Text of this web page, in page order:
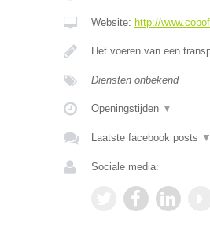
Website: http://
Het voeren van een
Diensten onbekend
Openingstijden ▼
Laatste facebook posts ▼
Sociale media: